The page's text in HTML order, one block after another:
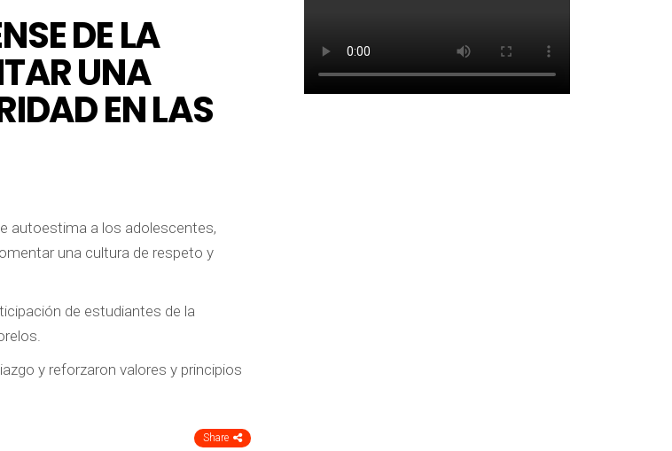
DE LA
UNA
EN LAS
autoestima a los adolescentes,
una cultura de respeto y
de estudiantes de la
y reforzaron valores y principios
Share